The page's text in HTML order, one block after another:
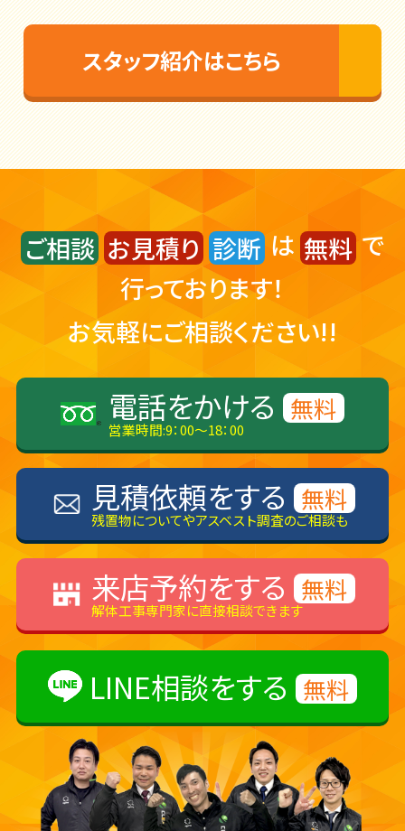
スタッフ紹介はこちら
ご相談 お見積り 診断 は 無料 で
行っております！
お気軽にご相談ください!!
電話をかける 無料
営業時間:9：00～18：00
見積依頼をする 無料
残置物についてやアスベスト調査のご相談も
来店予約をする 無料
解体工事専門家に直接相談できます
LINE相談をする 無料